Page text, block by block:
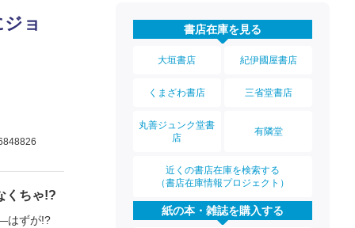
ョ
くちゃ!?
はずが!?
書店在庫を見る
大垣書店 紀伊國屋書店
くまざわ書店 三省堂書店
丸善ジュンク堂書
店
有隣堂
近くの書店在庫を検索する
（書店在庫情報プロジェクト）
紙の本・雑誌を購入する